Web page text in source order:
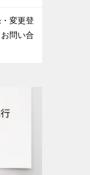
変更登
問い合